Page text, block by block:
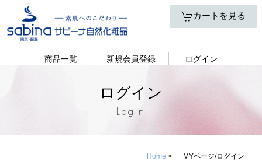
商品一覧 新規会員登録 ログイン
カートを見る
ログイン
Login
Home > MYページ/ログイン